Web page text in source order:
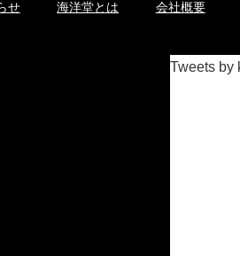
せ 海洋堂とは 会社概要
Tweets by